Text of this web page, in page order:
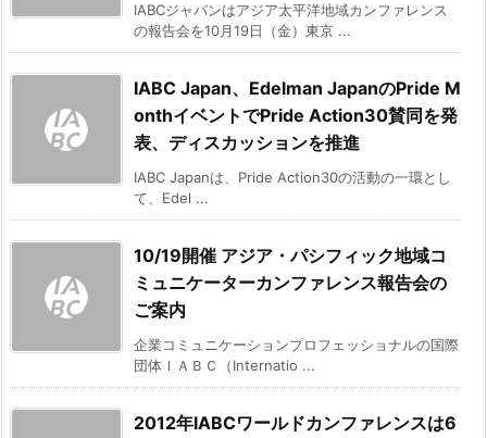
IABCジャパンはアジア太平洋地域カンファレンス
の報告会を10月19日（金）東京 ...
IABC Japan、Edelman JapanのPride M
onthイベントでPride Action30賛同を発
表、ディスカッションを推進
IABC Japanは、Pride Action30の活動の一環とし
て、Edel ...
10/19開催 アジア・パシフィック地域コ
ミュニケーターカンファレンス報告会の
ご案内
企業コミュニケーションプロフェッショナルの国際
団体ＩＡＢＣ（Internatio ...
2012年IABCワールドカンファレンスは6